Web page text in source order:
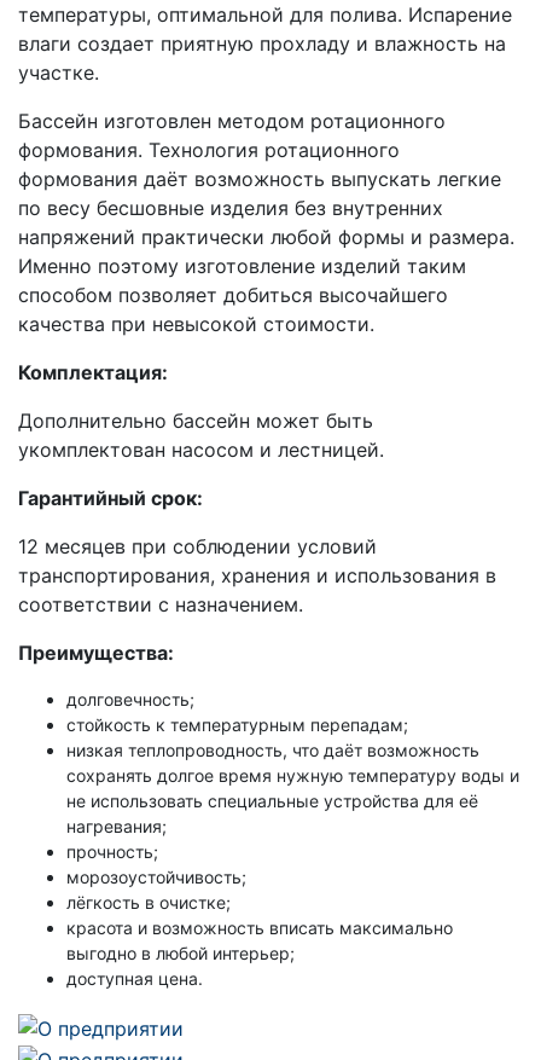
температуры, оптимальной для полива. Испарение
влаги создает приятную прохладу и влажность на
участке.
Бассейн изготовлен методом ротационного
формования. Технология ротационного
формования даёт возможность выпускать легкие
по весу бесшовные изделия без внутренних
напряжений практически любой формы и размера.
Именно поэтому изготовление изделий таким
способом позволяет добиться высочайшего
качества при невысокой стоимости.
Комплектация:
Дополнительно бассейн может быть
укомплектован насосом и лестницей.
Гарантийный срок:
12 месяцев при соблюдении условий
транспортирования, хранения и использования в
соответствии с назначением.
Преимущества:
долговечность;
стойкость к температурным перепадам;
низкая теплопроводность, что даёт возможность
сохранять долгое время нужную температуру воды и
не использовать специальные устройства для её
нагревания;
прочность;
морозоустойчивость;
лёгкость в очистке;
красота и возможность вписать максимально
выгодно в любой интерьер;
доступная цена.